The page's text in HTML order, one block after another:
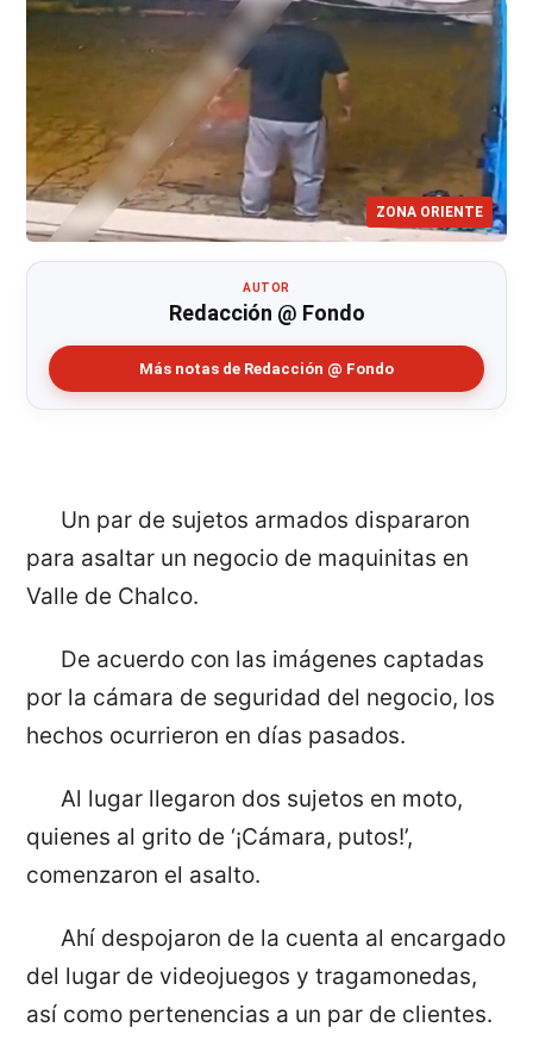
ZONA ORIENTE
AUTOR
Redacción @ Fondo
Más notas de Redacción @ Fondo
Un par de sujetos armados dispararon
para asaltar un negocio de maquinitas en
Valle de Chalco.
De acuerdo con las imágenes captadas
por la cámara de seguridad del negocio, los
hechos ocurrieron en días pasados.
Al lugar llegaron dos sujetos en moto,
quienes al grito de ‘¡Cámara, putos!’,
comenzaron el asalto.
Ahí despojaron de la cuenta al encargado
del lugar de videojuegos y tragamonedas,
así como pertenencias a un par de clientes.